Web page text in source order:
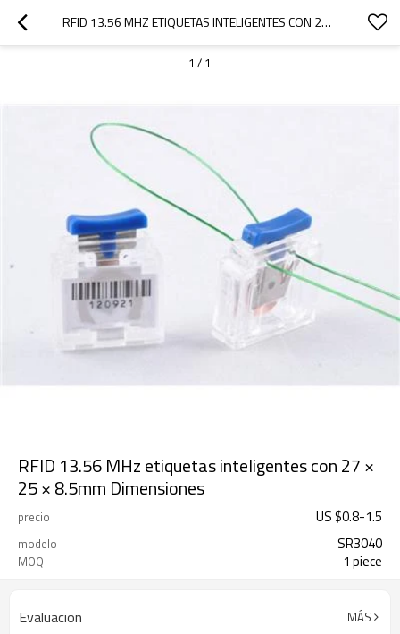
RFID 13.56 MHZ ETIQUETAS INTELIGENTES CON 27 × 25 × 8.5MM DIMENSIONES
1 / 1
RFID 13.56 MHz etiquetas inteligentes con 27 ×
25 × 8.5mm Dimensiones
precio US $0.8-1.5
modelo SR3040
MOQ 1 piece
Evaluacion MÁS